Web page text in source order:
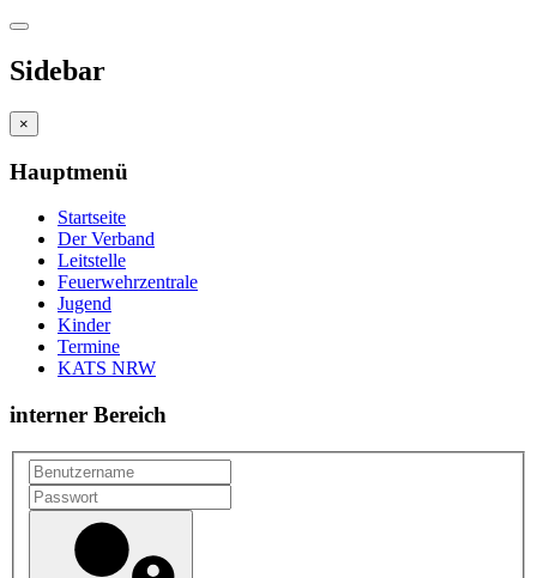
Sidebar
×
Hauptmenü
Startseite
Der Verband
Leitstelle
Feuerwehrzentrale
Jugend
Kinder
Termine
KATS NRW
interner Bereich